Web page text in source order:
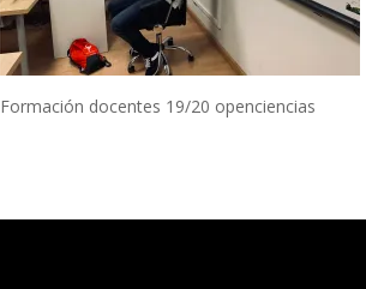
Formación docentes 19/20 openciencias